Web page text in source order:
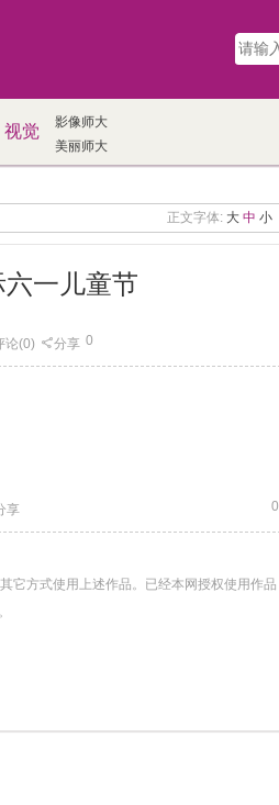
视觉
影像师大
美丽师大
正文字体: 大 中 小
六一儿童节
论(0) 分享 0
享 0
它方式使用上述作品。已经本网授权使用作品